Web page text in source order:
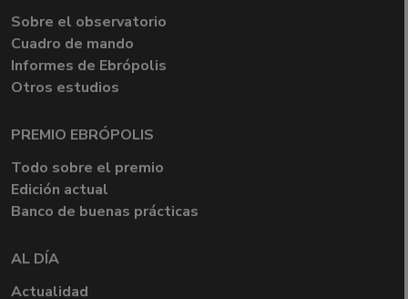
Sobre el observatorio
Cuadro de mando
Informes de Ebrópolis
Otros estudios
PREMIO EBRÓPOLIS
Todo sobre el premio
Edición actual
Banco de buenas prácticas
AL DÍA
Actualidad